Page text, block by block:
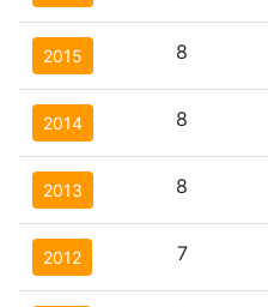
2015 8
2014 8
2013 8
2012 7